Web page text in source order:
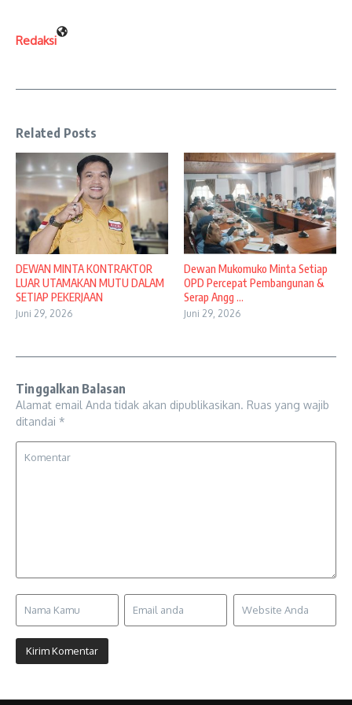
Redaksi
Related Posts
DEWAN MINTA KONTRAKTOR
LUAR UTAMAKAN MUTU DALAM
SETIAP PEKERJAAN
Juni 29, 2026
Dewan Mukomuko Minta Setiap
OPD Percepat Pembangunan &
Serap Angg ...
Juni 29, 2026
Tinggalkan Balasan
Alamat email Anda tidak akan dipublikasikan. Ruas yang wajib
ditandai *